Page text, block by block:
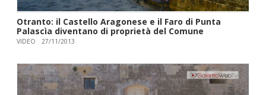
Otranto: il Castello Aragonese e il Faro di Punta
Palascìa diventano di proprietà del Comune
VIDEO 27/11/2013